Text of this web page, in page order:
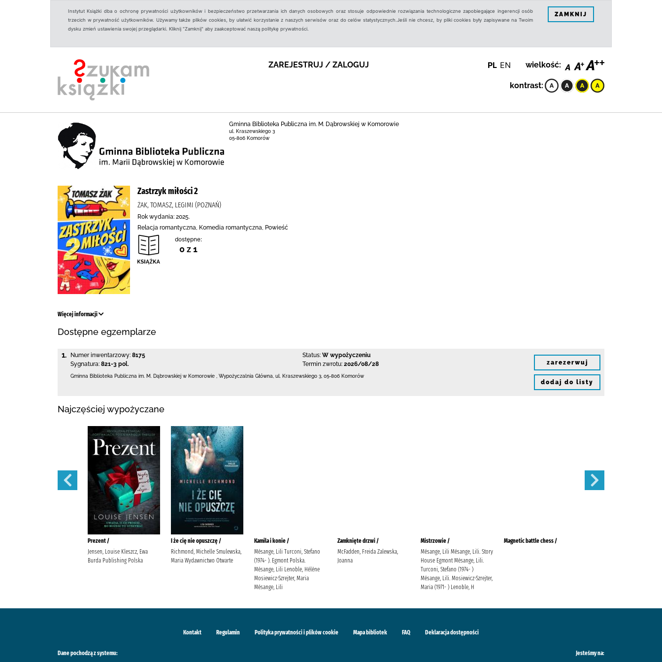
Instytut Książki dba o ochronę prywatności użytkowników i bezpieczeństwo przetwarzania ich danych osobowych oraz stosuje odpowiednie rozwiązania technologiczne zapobiegające ingerencji osób
trzecich w prywatność użytkowników. Używamy także plików cookies, by ułatwić korzystanie z naszych serwisów oraz do celów statystycznych.Jeśli nie chcesz, by pliki cookies były zapisywane na Twoim
dysku zmień ustawienia swojej przeglądarki. Kliknij "Zamknij" aby zaakceptować naszą politykę prywatności.
ZAMKNIJ
ZAREJESTRUJ / ZALOGUJ PL EN wielkość:
kontrast:
Gminna Biblioteka Publiczna im. M. Dąbrowskiej w Komorowie
ul. Kraszewskiego 3
05-806 Komorów
Zastrzyk miłości 2
ŻAK, TOMASZ, LEGIMI (POZNAŃ)
Rok wydania: 2025.
Relacja romantyczna, Komedia romantyczna, Powieść
dostępne:
0 z 1
Więcej informacji
Dostępne egzemplarze
1. Numer inwentarzowy: 8175
Sygnatura: 821-3 pol.
Status: W wypożyczeniu
Termin zwrotu: 2026/08/28
Gminna Biblioteka Publiczna im. M. Dąbrowskiej w Komorowie Wypożyczalnia Główna, ul. Kraszewskiego 3 05-806 Komorów
zarezerwuj
dodaj do listy
Najczęściej wypożyczane
Prezent /
Jensen, Louise Kleszcz, Ewa
Burda Publishing Polska
I że cię nie opuszczę /
Richmond, Michelle Smulewska,
Maria Wydawnictwo Otwarte
Kamila i konie /
Mésange, Lili Turconi, Stefano
(1974- ). Egmont Polska.
Mésange, Lili Lenoble, Hélène
Mosiewicz-Szrejter, Maria
Mésange, Lili
Zamknięte drzwi /
McFadden, Freida Zalewska,
Joanna
Mistrzowie /
Mésange, Lili Mésange, Lili. Story
House Egmont Mésange, Lili.
Turconi, Stefano (1974- )
Mésange, Lili. Mosiewicz-Szrejter,
Maria (1971- ) Lenoble, H
Magnetic battle chess /
Kontakt Regulamin Polityka prywatności i plików cookie Mapa bibliotek FAQ Deklaracja dostępności
Dane pochodzą z systemu: Jesteśmy na: